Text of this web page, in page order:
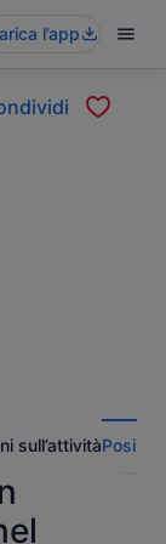
l’app
sull’attività